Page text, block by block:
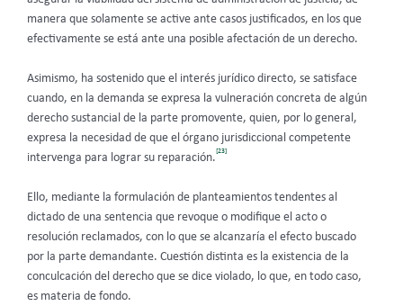
manera que solamente se active ante casos justificados, en los que
efectivamente se está ante una posible afectación de un derecho.
Asimismo, ha sostenido que el interés jurídico directo, se satisface
cuando, en la demanda se expresa la vulneración concreta de algún
derecho sustancial de la parte promovente, quien, por lo general,
expresa la necesidad de que el órgano jurisdiccional competente
intervenga para lograr su reparación.
[23]
Ello, mediante la formulación de planteamientos tendentes al
dictado de una sentencia que revoque o modifique el acto o
resolución reclamados, con lo que se alcanzaría el efecto buscado
por la parte demandante. Cuestión distinta es la existencia de la
conculcación del derecho que se dice violado, lo que, en todo caso,
es materia de fondo.